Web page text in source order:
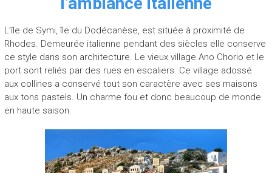
L’île de Symi, île du Dodécanèse, est située à proximité de
Rhodes. Demeurée italienne pendant des siècles elle conserve
ce style dans son architecture. Le vieux village Ano Chorio et le
port sont reliés par des rues en escaliers. Ce village adossé
aux collines a conservé tout son caractère avec ses maisons
aux tons pastels. Un charme fou et donc beaucoup de monde
en haute saison.